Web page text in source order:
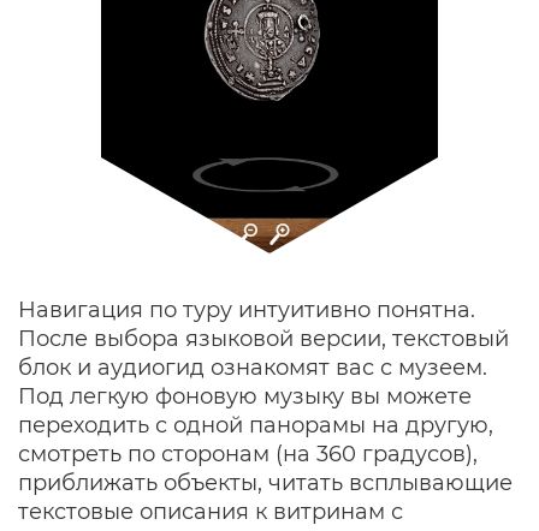
Навигация по туру интуитивно понятна.
После выбора языковой версии, текстовый
блок и аудиогид ознакомят вас с музеем.
Под легкую фоновую музыку вы можете
переходить с одной панорамы на другую,
смотреть по сторонам (на 360 градусов),
приближать объекты, читать всплывающие
текстовые описания к витринам с